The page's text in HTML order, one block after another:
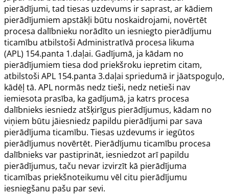
pierādījumi, tad tiesas uzdevums ir saprast, ar kādiem
pierādījumiem apstākļi būtu noskaidrojami, novērtēt
procesa dalībnieku norādīto un iesniegto pierādījumu
ticamību atbilstoši Administratīvā procesa likuma
(APL) 154.panta 1.daļai. Gadījumā, ja kādam no
pierādījumiem tiesa dod priekšroku iepretim citam,
atbilstoši APL 154.panta 3.daļai spriedumā ir jāatspoguļo,
kādēļ tā. APL normās nedz tieši, nedz netieši nav
iemiesota prasība, ka gadījumā, ja katrs procesa
dalībnieks iesniedz atšķirīgus pierādījumus, kādam no
viņiem būtu jāiesniedz papildu pierādījumi par sava
pierādījuma ticamību. Tiesas uzdevums ir iegūtos
pierādījumus novērtēt. Pierādījumu ticamību procesa
dalībnieks var pastiprināt, iesniedzot arī papildu
pierādījumus, taču nevar izvirzīt kā pierādījuma
ticamības priekšnoteikumu vēl citu pierādījumu
iesniegšanu pašu par sevi.